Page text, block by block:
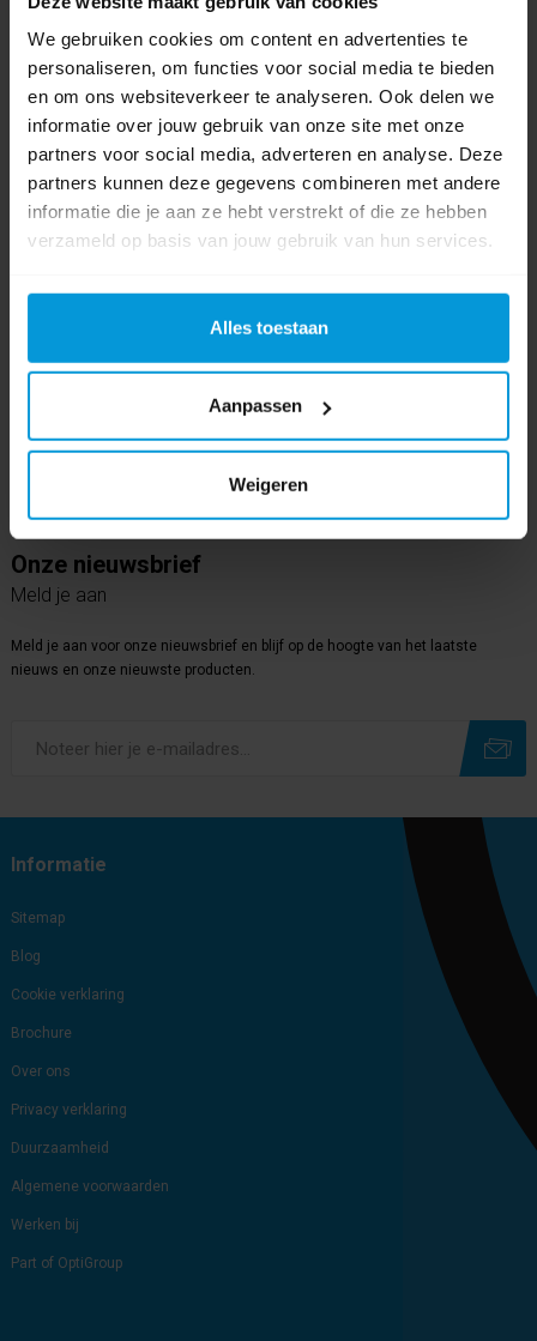
We gebruiken cookies om content en advertenties te
personaliseren, om functies voor social media te bieden
en om ons websiteverkeer te analyseren. Ook delen we
informatie over jouw gebruik van onze site met onze
partners voor social media, adverteren en analyse. Deze
partners kunnen deze gegevens combineren met andere
informatie die je aan ze hebt verstrekt of die ze hebben
verzameld op basis van jouw gebruik van hun services.
Alles toestaan
Aanpassen
Weigeren
Telefoon
E-mail
info@avodesch.nl
Avodesch B.V.
Youtube
Linkedin
Onze nieuwsbrief
Meld je aan
Meld je aan voor onze nieuwsbrief en blijf op de hoogte van het laatste
nieuws en onze nieuwste producten.
Informatie
Sitemap
Blog
Cookie verklaring
Brochure
Over ons
Privacy verklaring
Duurzaamheid
Algemene voorwaarden
Werken bij
Part of OptiGroup